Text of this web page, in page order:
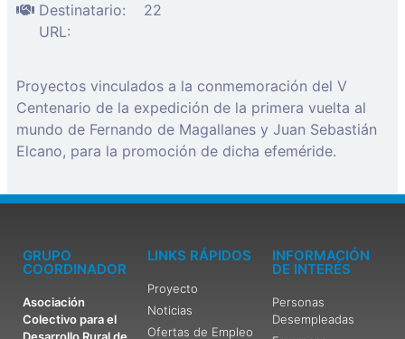
Destinatario: 22
URL:
Proyectos vinculados a la conmemoración del V
Centenario de la expedición de la primera vuelta al
mundo de Fernando de Magallanes y Juan Sebastián
Elcano, para la promoción de dicha efeméride.
GRUPO
COORDINADOR
Asociación
Colectivo para el
LINKS RÁPIDOS
Proyecto
Noticias
Ofertas de Empleo
INFORMACIÓN
DE INTERÉS
Personas
Desempleadas